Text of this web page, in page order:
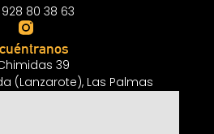
80 38 63
39
(Lanzarote), Las Palmas